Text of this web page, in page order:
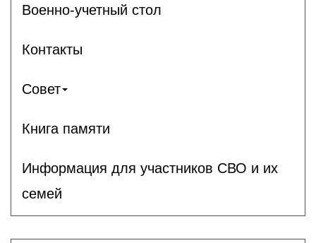
Военно-учетный стол
Контакты
Совет
Книга памяти
Информация для участников СВО и их
семей